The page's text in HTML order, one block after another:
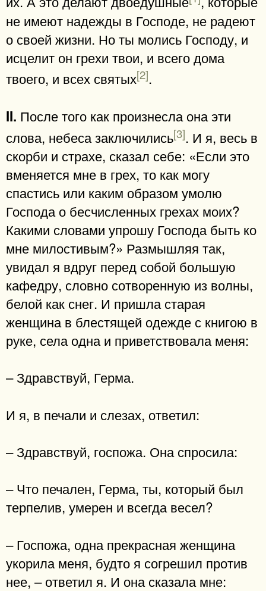
не имеют надежды в Господе, не радеют
о своей жизни. Но ты молись Господу, и
исцелит он грехи твои, и всего дома
твоего, и всех святых[2].
II. После того как произнесла она эти
слова, небеса заключились[3]. И я, весь в
скорби и страхе, сказал себе: «Если это
вменяется мне в грех, то как могу
спастись или каким образом умолю
Господа о бесчисленных грехах моих?
Какими словами упрошу Господа быть ко
мне милостивым?» Размышляя так,
увидал я вдруг перед собой большую
кафедру, словно сотворенную из волны,
белой как снег. И пришла старая
женщина в блестящей одежде с книгою в
руке, села одна и приветствовала меня:
– Здравствуй, Герма.
И я, в печали и слезах, ответил:
– Здравствуй, госпожа. Она спросила:
– Что печален, Герма, ты, который был
терпелив, умерен и всегда весел?
– Госпожа, одна прекрасная женщина
укорила меня, будто я согрешил против
нее, – ответил я. И она сказала мне: